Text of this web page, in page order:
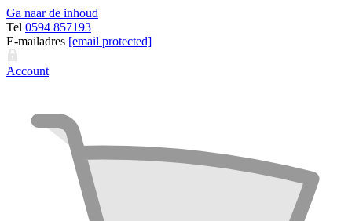
Ga naar de inhoud
Tel 0594 857193
E-mailadres [email protected]
Account